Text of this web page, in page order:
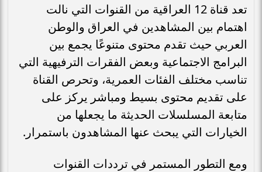
تعد قناة 12 العراقية من القنوات التي نالت
اهتمام بين المشاهدين في العراق والوطن
العربي حيث تقدم محتوى متنوعًا يجمع بين
البرامج الاجتماعية وبعض الفقرات الترفيهية التي
تناسب مختلف الفئات العمرية، وتحرص القناة
على تقديم محتوى بسيط ومباشر يركز على
متابعة المسلسلات الحديثة ما يجعلها من
الخيارات التي يبحث عنها المشاهدون باستمرار.
ومع التطور المستمر في ترددات القنوات